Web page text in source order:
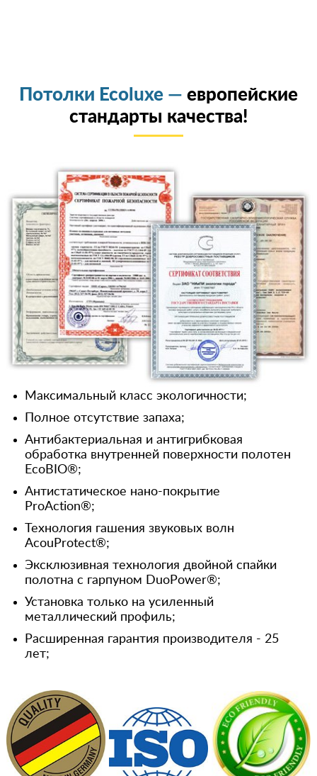
Потолки Ecoluxe — европейские
стандарты качества!
Максимальный класс экологичности;
Полное отсутствие запаха;
Антибактериальная и антигрибковая
обработка внутренней поверхности полотен
EcoBIO®;
Антистатическое нано-покрытие
ProAction®;
Технология гашения звуковых волн
AcouProtect®;
Эксклюзивная технология двойной спайки
полотна с гарпуном DuoPower®;
Установка только на усиленный
металлический профиль;
Расширенная гарантия производителя - 25
лет;